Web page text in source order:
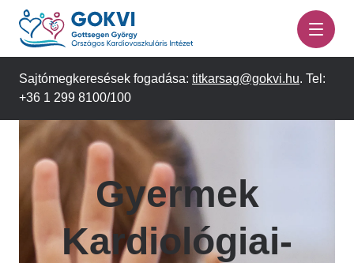
Ugrás
tartalomra
Sajtómegkeresések fogadása: titkarsag@gokvi.hu. Tel:
+36 1 299 8100/100
Gyermek
Kardiológiai-